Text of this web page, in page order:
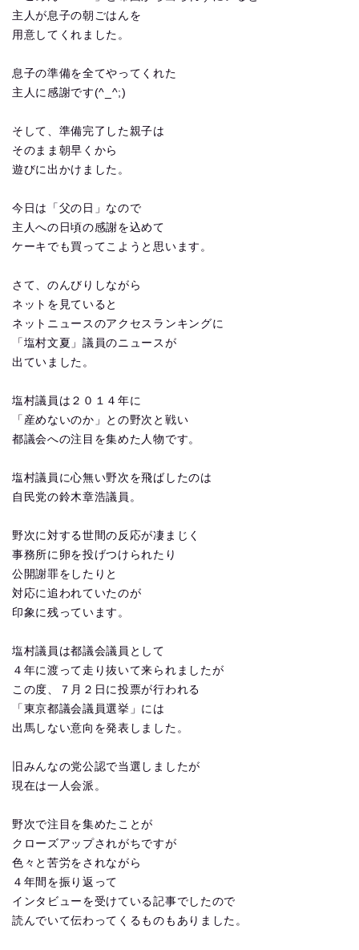
主人が息子の朝ごはんを
用意してくれました。
息子の準備を全てやってくれた
主人に感謝です(^_^;)
そして、準備完了した親子は
そのまま朝早くから
遊びに出かけました。
今日は「父の日」なので
主人への日頃の感謝を込めて
ケーキでも買ってこようと思います。
さて、のんびりしながら
ネットを見ていると
ネットニュースのアクセスランキングに
「塩村文夏」議員のニュースが
出ていました。
塩村議員は２０１４年に
「産めないのか」との野次と戦い
都議会への注目を集めた人物です。
塩村議員に心無い野次を飛ばしたのは
自民党の鈴木章浩議員。
野次に対する世間の反応が凄まじく
事務所に卵を投げつけられたり
公開謝罪をしたりと
対応に追われていたのが
印象に残っています。
塩村議員は都議会議員として
４年に渡って走り抜いて来られましたが
この度、７月２日に投票が行われる
「東京都議会議員選挙」には
出馬しない意向を発表しました。
旧みんなの党公認で当選しましたが
現在は一人会派。
野次で注目を集めたことが
クローズアップされがちですが
色々と苦労をされながら
４年間を振り返って
インタビューを受けている記事でしたので
読んでいて伝わってくるものもありました。